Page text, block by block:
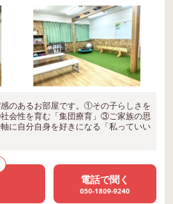
のあるお部屋です。①その子らしさを
会性を育む「集団療育」③ご家族の思
に自分自身を好きになる「私っていい
電話で聞く
050-1809-9240